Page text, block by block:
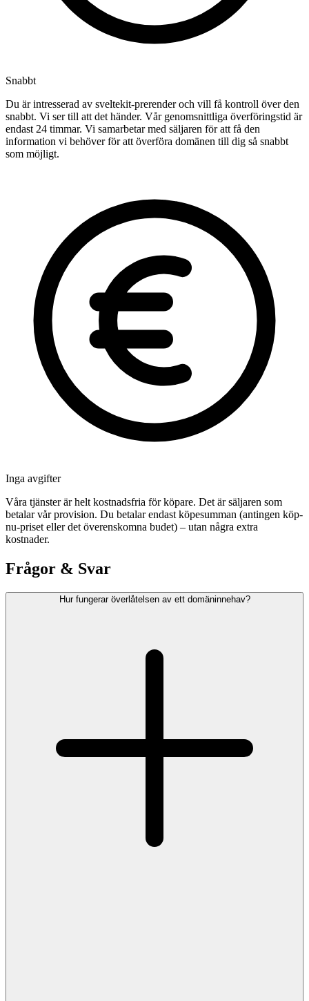
Snabbt
Du är intresserad av sveltekit-prerender och vill få kontroll över den
snabbt. Vi ser till att det händer. Vår genomsnittliga överföringstid är
endast 24 timmar. Vi samarbetar med säljaren för att få den
information vi behöver för att överföra domänen till dig så snabbt
som möjligt.
Inga avgifter
Våra tjänster är helt kostnadsfria för köpare. Det är säljaren som
betalar vår provision. Du betalar endast köpesumman (antingen köp-
nu-priset eller det överenskomna budet) – utan några extra
kostnader.
Frågor & Svar
Hur fungerar överlåtelsen av ett domäninnehav?